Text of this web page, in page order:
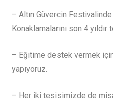
– Altın Güvercin Festivalinde
Konaklamalarını son 4
– Eğitime destek vermek
yapıyoruz.
– Her iki tesisimizde de